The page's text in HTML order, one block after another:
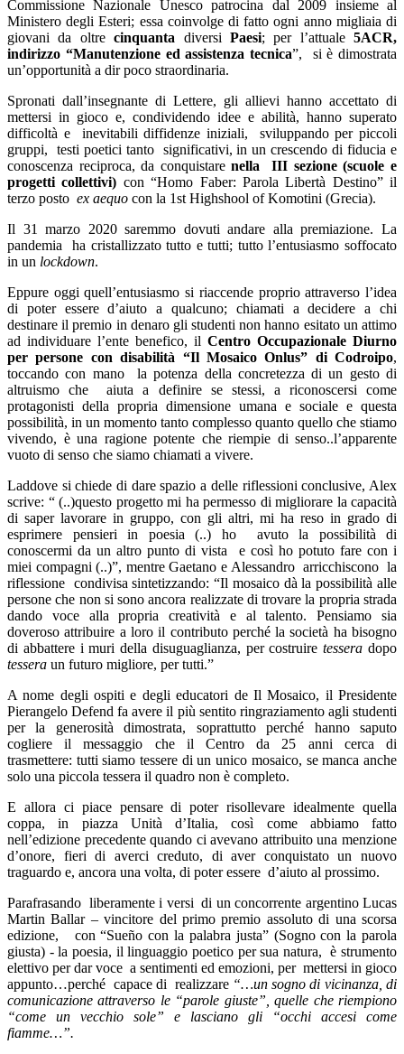
Commissione Nazionale Unesco patrocina dal 2009 insieme al
Ministero degli Esteri; essa coinvolge di fatto ogni anno migliaia di
giovani da oltrecinquanta diversi Paesi; per l’attuale 5ACR,
indirizzo “Manutenzione ed assistenza tecnica”, si è dimostrata
un’opportunità a dir poco straordinaria.
Spronati dall’insegnante di Lettere, gli allievi hanno accettato di
mettersi in gioco e, condividendo idee e abilità, hanno superato
difficoltà e inevitabili diffidenze iniziali, sviluppando per piccoli
gruppi, testi poetici tanto significativi, in un crescendo di fiducia e
conoscenza reciproca, da conquistarenella III sezione (scuole e
progetti collettivi) con “Homo Faber: Parola Libertà Destino” il
terzo posto ex aequo con la 1st Highshool of Komotini (Grecia).
Il 31 marzo 2020 saremmo dovuti andare alla premiazione. La
pandemia ha cristallizzato tutto e tutti; tutto l’entusiasmo soffocato
in un lockdown.
Eppure oggi quell’entusiasmo si riaccende proprio attraverso l’idea
di poter essere d’aiuto a qualcuno; chiamati a decidere a chi
destinare il premio in denaro gli studenti non hanno esitato un attimo
ad individuare l’ente benefico, il Centro Occupazionale Diurno
per persone con disabilità “Il Mosaico Onlus” di Codroipo,
toccando con mano la potenza della concretezza di un gesto di
altruismo che aiuta a definire se stessi, a riconoscersi come
protagonisti della propria dimensione umana e sociale e questa
possibilità, in un momento tanto complesso quanto quello che stiamo
vivendo, è una ragione potente che riempie di senso..l’apparente
vuoto di senso che siamo chiamati a vivere.
Laddove si chiede di dare spazio a delle riflessioni conclusive, Alex
scrive: “ (..)questo progetto mi ha permesso di migliorare la capacità
di saper lavorare in gruppo, con gli altri, mi ha reso in grado di
esprimere pensieri in poesia (..) ho avuto la possibilità di
conoscermi da un altro punto di vista e così ho potuto fare con i
miei compagni (..)”, mentre Gaetano e Alessandro arricchiscono la
riflessione condivisa sintetizzando: “Il mosaico dà la possibilità alle
persone che non si sono ancora realizzate di trovare la propria strada
dando voce alla propria creatività e al talento. Pensiamo sia
doveroso attribuire a loro il contributo perché la società ha bisogno
di abbattere i muri della disuguaglianza, per costruiretessera dopo
tessera un futuro migliore, per tutti.”
A nome degli ospiti e degli educatori de Il Mosaico, il Presidente
Pierangelo Defend fa avere il più sentito ringraziamento agli studenti
per la generosità dimostrata, soprattutto perché hanno saputo
cogliere il messaggio che il Centro da 25 anni cerca di
trasmettere: tutti siamo tessere di un unico mosaico, se manca anche
solo una piccola tessera il quadro non è completo.
E allora ci piace pensare di poter risollevare idealmente quella
coppa, in piazza Unità d’Italia, così come abbiamo fatto
nell’edizione precedente quando ci avevano attribuito una menzione
d’onore, fieri di averci creduto, di aver conquistato un nuovo
traguardo e, ancora una volta, di poter essere d’aiuto al prossimo.
Parafrasando liberamente i versi di un concorrente argentino Lucas
Martin Ballar – vincitore del primo premio assoluto di una scorsa
edizione, con “Sueño con la palabra justa” (Sogno con la parola
giusta) - la poesia, il linguaggio poetico per sua natura, è strumento
elettivo per dar voce a sentimenti ed emozioni, per mettersi in gioco
appunto…perché capace di realizzare “…un sogno di vicinanza, di
comunicazione attraverso le “parole giuste”, quelle che riempiono
“come un vecchio sole” e lasciano gli “occhi accesi come
fiamme…”.